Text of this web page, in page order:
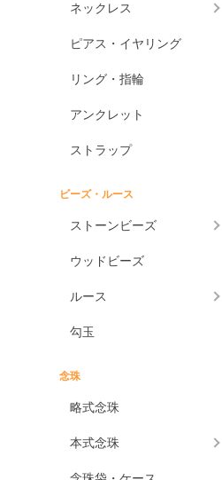
ネックレス
ピアス・イヤリング
リング・指輪
アンクレット
ストラップ
ビーズ・ルース
ストーンビーズ
ウッドビーズ
ルース
勾玉
念珠
略式念珠
本式念珠